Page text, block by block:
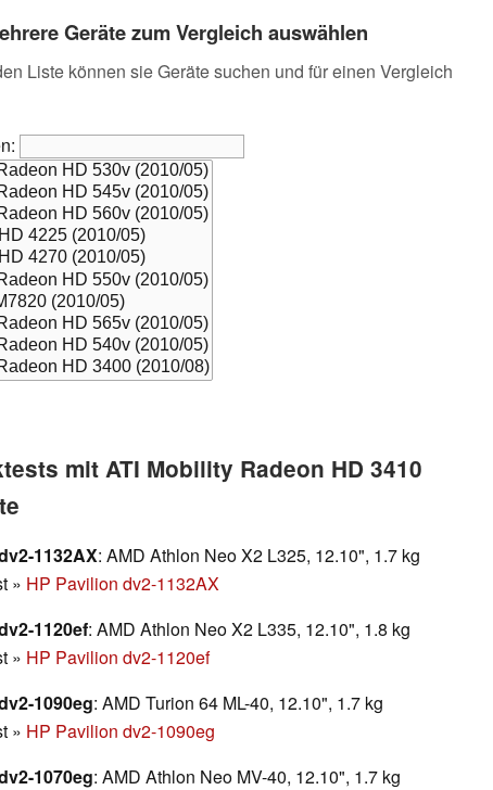
Geräte zum Vergleich auswählen
Liste können sie Geräte suchen und für einen Vergleich
mit ATI Mobility Radeon HD 3410
1132AX: AMD Athlon Neo X2 L325, 12.10", 1.7 kg
» HP Pavilion dv2-1132AX
1120ef: AMD Athlon Neo X2 L335, 12.10", 1.8 kg
» HP Pavilion dv2-1120ef
1090eg: AMD Turion 64 ML-40, 12.10", 1.7 kg
» HP Pavilion dv2-1090eg
1070eg: AMD Athlon Neo MV-40, 12.10", 1.7 kg